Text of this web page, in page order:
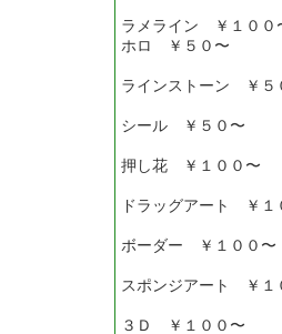
ラメライン ￥１００
ホロ ￥５０〜
ラインストーン ￥５
シール ￥５０〜
押し花 ￥１００〜
ドラッグアート ￥１
ボーダー ￥１００〜
スポンジアート ￥１
３Ｄ ￥１００〜